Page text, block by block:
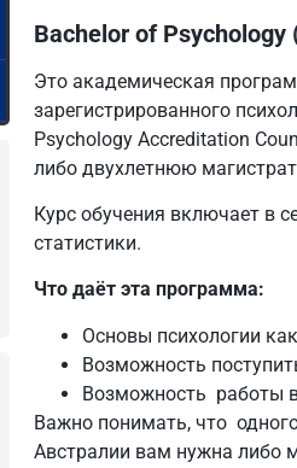
Bachelor of Psychology
Это академическая
зарегистрированного
Psychology Accreditation
либо двухлетнюю
Курс обучения включает в
статистики.
Что даёт эта программа:
Основы психологии
Возможность
Возможность работы
Важно понимать, что
Австралии вам нужна либо